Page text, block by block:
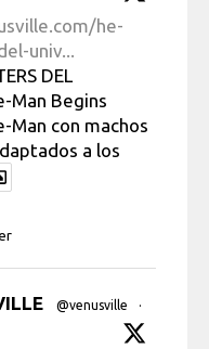
he-
univ...
DEL
Man Begins
Man con machos
a los
@venusville
·